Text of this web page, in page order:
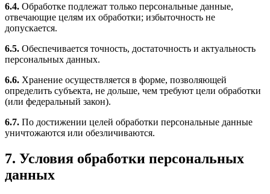
6.4. Обработке подлежат только персональные данные,
отвечающие целям их обработки; избыточность не
допускается.
6.5. Обеспечивается точность, достаточность и актуальность
персональных данных.
6.6. Хранение осуществляется в форме, позволяющей
определить субъекта, не дольше, чем требуют цели обработки
(или федеральный закон).
6.7. По достижении целей обработки персональные данные
уничтожаются или обезличиваются.
7. Условия обработки персональных
данных